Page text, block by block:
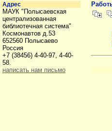
Адрес
МАУК "Полысаевская
централизованная
библиотечная система"
Космонавтов д.53
652560 Полысаево
Россия
+7 (38456) 4-40-97, 4-40-
58.
написать нам письмо